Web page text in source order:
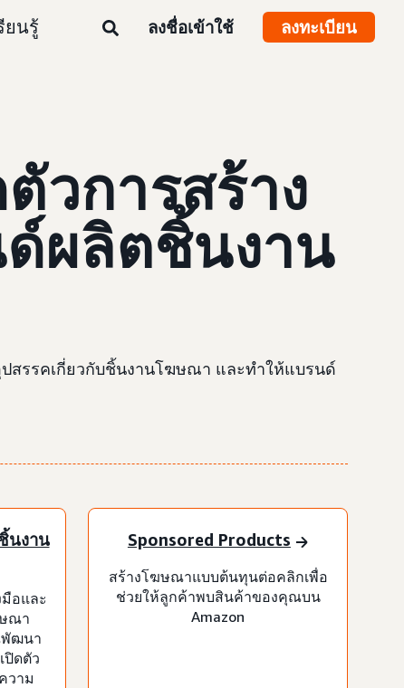
ยนรู้ ลงชื่อเข้าใช้ ลงทะเบียน
ตัวการสร้าง
ด์ผลิตชิ้นงาน
ปสรรคเกี่ยวกับชิ้นงานโฆษณา และทำให้แบรนด์
นงาน
มือและ
ณา
พัฒนา
ดตัว
วาม
Sponsored Products
สร้างโฆษณาแบบต้นทุนต่อคลิกเพื่อ
ช่วยให้ลูกค้าพบสินค้าของคุณบน
Amazon